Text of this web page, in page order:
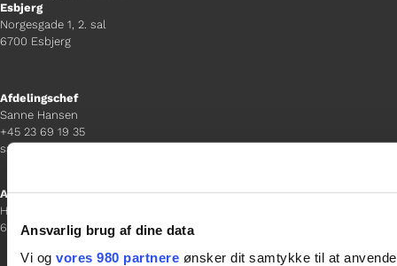
Ansvarlig brug af dine data
Vi og vores 980 partnere ønsker dit samtykke til at
Esbjerg
Norgesgade 1, 2. sal
6700 Esbjerg
Afdelingschef
Sanne Hansen
+45 23 69 19 35
sanne.h@gladfonden.dk
Aabenraa
H P Hanssens Gade 23, 2.
6200 Aabenraa